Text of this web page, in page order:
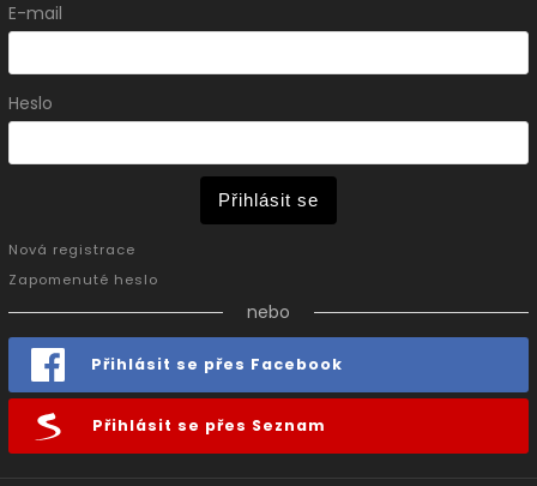
E-mail
Heslo
Přihlásit se
Nová registrace
Zapomenuté heslo
nebo
Přihlásit se přes Facebook
Přihlásit se přes Seznam